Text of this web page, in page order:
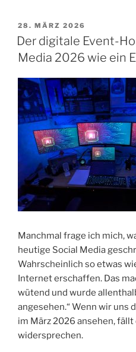
VERÖFFENTLICHT
AM
28. MÄRZ 2026
Der digitale Event-
Media 2026 wie ein
​Manchmal frage ich mich,
heutige Social Media
Wahrscheinlich so etwas
Internet erschaffen. Das
wütend und wurde
angesehen.“ Wenn wir uns
im März 2026 ansehen, fällt
widersprechen.